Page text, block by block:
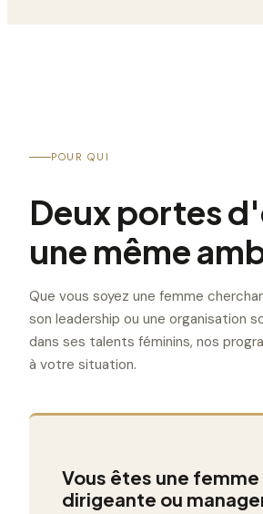
POUR QUI
Deux portes
une même
Que vous soyez une femme
son leadership ou une organisation
dans ses talents féminins, nos
à votre situation.
Vous êtes une femme
dirigeante ou